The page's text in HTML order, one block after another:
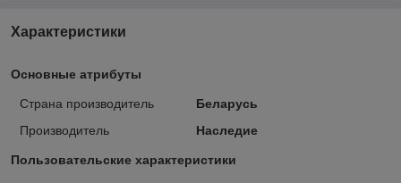
Характеристики
Основные атрибуты
Страна производитель
Беларусь
Производитель
Наследие
Пользовательские характеристики